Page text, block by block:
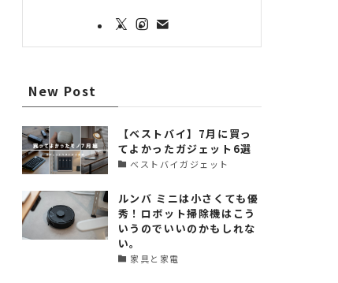
New Post
【ベストバイ】7月に買っ
てよかったガジェット6選
ベストバイガジェット
ルンバ ミニは小さくても優
秀！ロボット掃除機はこう
いうのでいいのかもしれな
い。
家具と家電